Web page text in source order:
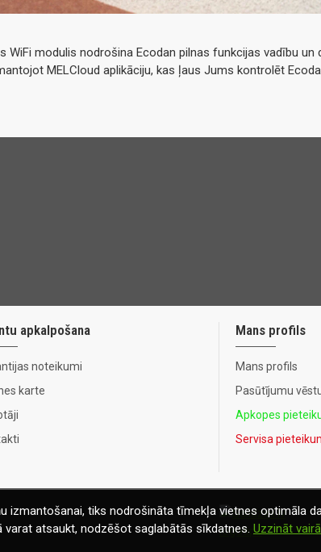
WiFi modulis nodrošina Ecodan pilnas funkcijas vadību
MELCloud aplikāciju, kas ļaus Jums kontrolēt
apkalpošana
noteikumi
karte
Mans profils
Mans profils
Pasūtījumu
Apkopes
Servisa
tiks nodrošināta tīmekļa vietnes optimāla
varat atsaukt, nodzēšot saglabātās sīkdatnes. Uzzināt